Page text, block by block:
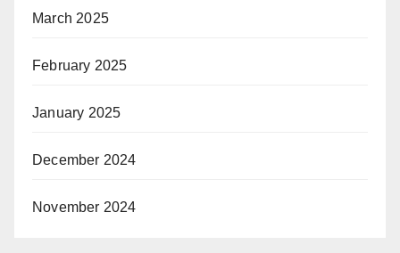
March 2025
February 2025
January 2025
December 2024
November 2024